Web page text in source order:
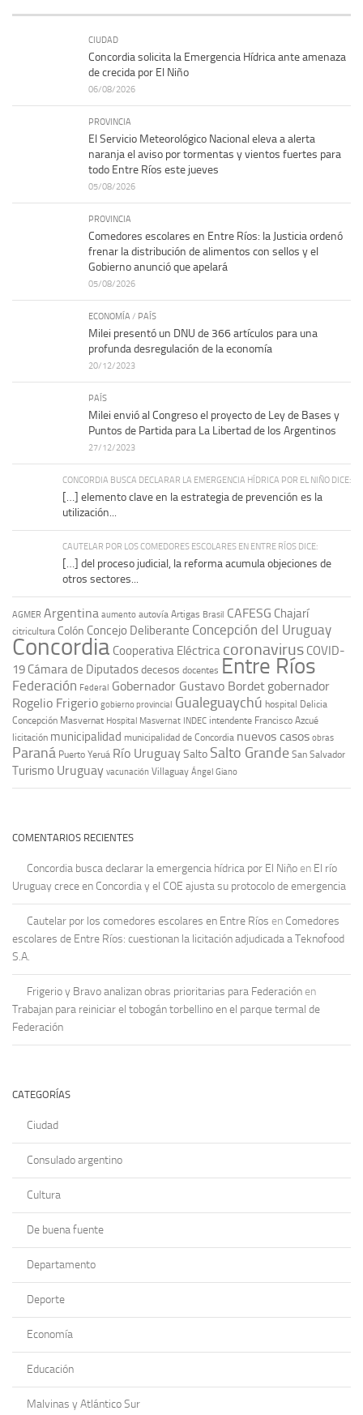
CIUDAD
Concordia solicita la Emergencia Hídrica ante amenaza
de crecida por El Niño
06/08/2026
PROVINCIA
El Servicio Meteorológico Nacional eleva a alerta
naranja el aviso por tormentas y vientos fuertes para
todo Entre Ríos este jueves
05/08/2026
PROVINCIA
Comedores escolares en Entre Ríos: la Justicia ordenó
frenar la distribución de alimentos con sellos y el
Gobierno anunció que apelará
05/08/2026
ECONOMÍA / PAÍS
Milei presentó un DNU de 366 artículos para una
profunda desregulación de la economía
20/12/2023
PAÍS
Milei envió al Congreso el proyecto de Ley de Bases y
Puntos de Partida para La Libertad de los Argentinos
27/12/2023
CONCORDIA BUSCA DECLARAR LA EMERGENCIA HÍDRICA POR EL NIÑO DICE:
[…] elemento clave en la estrategia de prevención es la
utilización...
CAUTELAR POR LOS COMEDORES ESCOLARES EN ENTRE RÍOS DICE:
[…] del proceso judicial, la reforma acumula objeciones de
otros sectores...
AGMER Argentina aumento autovía Artigas Brasil CAFESG Chajarí
citricultura Colón Concejo Deliberante Concepción del Uruguay
Concordia Cooperativa Eléctrica coronavirus COVID-
19 Cámara de Diputadosdecesos docentes Entre Ríos
Federación Federal Gobernador Gustavo Bordet gobernador
Rogelio Frigerio gobierno provincial Gualeguaychú hospital Delicia
Concepción Masvernat Hospital Masvernat INDEC intendente Francisco Azcué
licitación municipalidad municipalidad de Concordia nuevos casos obras
Paraná Puerto Yeruá Río UruguaySalto Salto Grande San Salvador
Turismo Uruguay vacunación Villaguay Ángel Giano
COMENTARIOS RECIENTES
Concordia busca declarar la emergencia hídrica por El Niño en El río
Uruguay crece en Concordia y el COE ajusta su protocolo de emergencia
Cautelar por los comedores escolares en Entre Ríos en Comedores
escolares de Entre Ríos: cuestionan la licitación adjudicada a Teknofood
S.A.
Frigerio y Bravo analizan obras prioritarias para Federación en
Trabajan para reiniciar el tobogán torbellino en el parque termal de
Federación
CATEGORÍAS
Ciudad
Consulado argentino
Cultura
De buena fuente
Departamento
Deporte
Economía
Educación
Malvinas y Atlántico Sur